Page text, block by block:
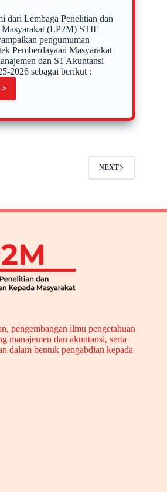
dari Lembaga Penelitian dan
Masyarakat (LP2M) STIE
pengumuman
Pemberdayaan Masyarakat
dan S1 Akuntansi
2026 sebagai berikut :
NEXT
pengembangan ilmu pengetahuan
manajemen dan akuntansi, serta
dalam bentuk pengabdian kepada